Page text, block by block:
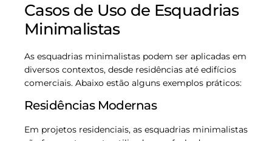
Casos de Uso de Esquadrias
Minimalistas
As esquadrias minimalistas podem ser aplicadas em
diversos contextos, desde residências até edifícios
comerciais. Abaixo estão alguns exemplos práticos:
Residências Modernas
Em projetos residenciais, as esquadrias minimalistas